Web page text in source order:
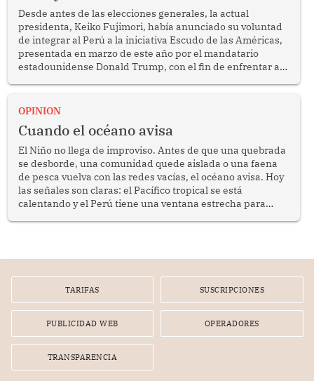
Desde antes de las elecciones generales, la actual
presidenta, Keiko Fujimori, había anunciado su voluntad
de integrar al Perú a la iniciativa Escudo de las Américas,
presentada en marzo de este año por el mandatario
estadounidense Donald Trump, con el fin de enfrentar al
OPINION
Cuando el océano avisa
El Niño no llega de improviso. Antes de que una quebrada
se desborde, una comunidad quede aislada o una faena
de pesca vuelva con las redes vacías, el océano avisa. Hoy
las señales son claras: el Pacífico tropical se está
calentando y el Perú tiene una ventana estrecha para
TARIFAS SUSCRIPCIONES
PUBLICIDAD WEB OPERADORES
TRANSPARENCIA